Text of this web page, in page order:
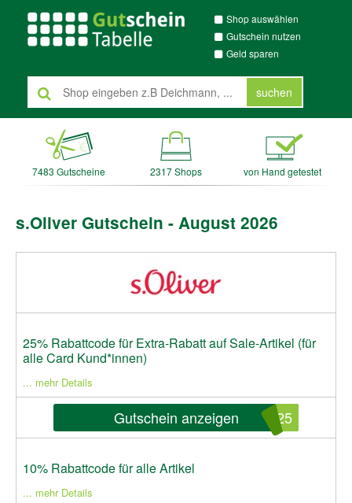
Shop auswählen
Gutschein nutzen
Geld sparen
suchen
7483 Gutscheine 2317 Shops von Hand getestet
s.Oliver Gutschein - August 2026
25% Rabattcode für Extra-Rabatt auf Sale-Artikel (für
alle Card Kund*innen)
... mehr Details
Gutschein anzeigen D25
10% Rabattcode für alle Artikel
... mehr Details